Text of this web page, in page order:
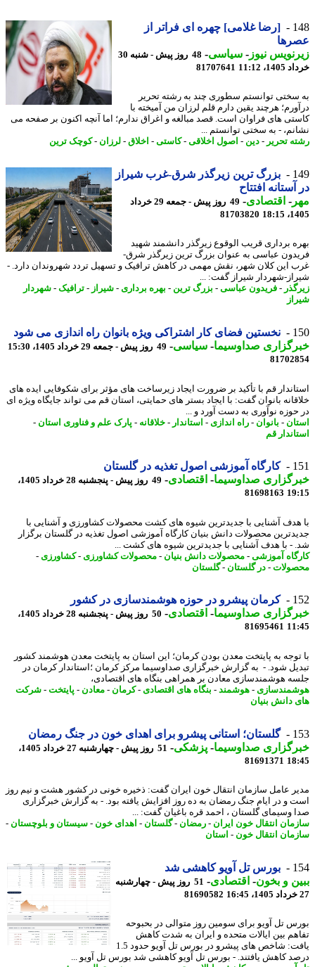
[رضا غلامی] چهره ای فراتر از
نیوز-سیاسی-
48 روز پیش - شنبه 30
11:12
81707641
توانستم سطوری چند به رشته تحریر
هرچند یقین دارم قلم لرزان من آمیخته با
های فراوان است. قصد مبالغه و اغراق ندارم؛ اما آنچه اکنون بر صفحه می
- به سختی توانستم ...
تحریر- دین-اصول اخلاقی-کاستی-اخلاق-لرزان - کوچک ترین
بزرگ ترین زیرگذر شرق-غرب شیراز
افتتاح
-اقتصادی-
49 روز پیش - جمعه 29 خرداد
81703820
برداری قریب الوقوع زیرگذر دانشمند شهید
عباسی به عنوان بزرگ ترین زیرگذر شرق-
این کلان شهر، نقش مهمی در کاهش ترافیک و تسهیل تردد شهروندان دارد. -
شهردار شیراز گفت: ...
-فریدون عباسی-بزرگ ترین- بهره برداری- شیراز- ترافیک -شهردار
نخستین فضای کار اشتراکی ویژه بانوان راه اندازی می شود
صداوسیما-سیاسی-49 روز پیش - جمعه 29 خرداد 1405، 15:30
قم با تأکید بر ضرورت ایجاد زیرساخت های مؤثر برای شکوفایی ایده های
بانوان گفت: با ایجاد بستر های حمایتی، استان قم می تواند جایگاه ویژه ای
نوآوری به دست آورد و ...
-بانوان- راه اندازی- استاندار-خلاقانه-پارک علم و فناوری استان-
قم
کارگاه آموزشی اصول تغذیه در گلستان
صداوسیما-اقتصادی-
49 روز پیش - پنجشنبه 28 خرداد 1405،
81698163
آشنایی با جدیدترین شیوه های کشت محصولات کشاورزی و آشنایی با
محصولات دانش بنیان کارگاه آموزشی اصول تغذیه در گلستان برگزار
- با هدف آشنایی با جدیدترین شیوه های کشت ...
آموزشی -محصولات دانش بنیان-محصولات کشاورزی- کشاورزی-
-در گلستان-گلستان
کرمان پیشرو در حوزه هوشمندسازی در کشور
صداوسیما-اقتصادی-
50 روز پیش - پنجشنبه 28 خرداد 1405،
81695461
به پایتخت معدن بودن کرمان؛ این استان به پایتخت معدن هوشمند کشور
شود. - به گزارش خبرگزاری صداوسیما مرکز کرمان ؛استاندار کرمان در
هوشمندسازی معادن بر همراهی بنگاه های اقتصادی،
- هوشمند-بنگاه های اقتصادی-کرمان -معادن-پایتخت-شرکت
دانش بنیان
گلستان؛ استانی پیشرو برای اهدای خون در جنگ رمضان
صداوسیما-پزشکی-
51 روز پیش - چهارشنبه 27 خرداد 1405،
81691371
عامل سازمان انتقال خون ایران گفت: ذخیره خونی در کشور هشت و نیم روز
و در ایام جنگ رمضان به ده روز افزایش یافته بود. - به گزارش خبرگزاری
وسیمای گلستان ، احمد قره باغیان گفت: ...
انتقال خون ایران - رمضان-گلستان-اهدای خون-سیستان و بلوچستان-
انتقال خون-استان
بورس تل آویو کاهشی شد
و بخون-اقتصادی-
51 روز پیش - چهارشنبه
81690582
تل آویو برای سومین روز متوالی در بحبوحه
بین ایالات متحده و ایران به شدت کاهش
یافت: شاخص های پیشرو در بورس تل آویو حدود 1.5
کاهش یافتند. - بورس تل آویو کاهشی شد بورس تل آویو ...